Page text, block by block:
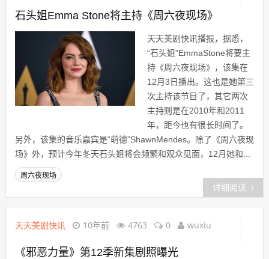
石头姐Emma Stone将主持《周六夜现场》
天天美剧快讯播报，据悉，
“石头姐”EmmaStone将要主
持《周六夜现场》，该集在
12月3日播出。这也是她第三
次主持该节目了，其它两次
主持则是在2010年和2011
年，距今也有很长时间了。
另外，该集的音乐嘉宾是“萌德”ShawnMendes。除了《周六夜现
场》外，预计今年冬天石头姐将会频繁和观众见面，12月她和...
周六夜现场
详细阅读
天天美剧快讯 10年前 4763 0 wuxiu
《邪恶力量》第12季新集剧照曝光